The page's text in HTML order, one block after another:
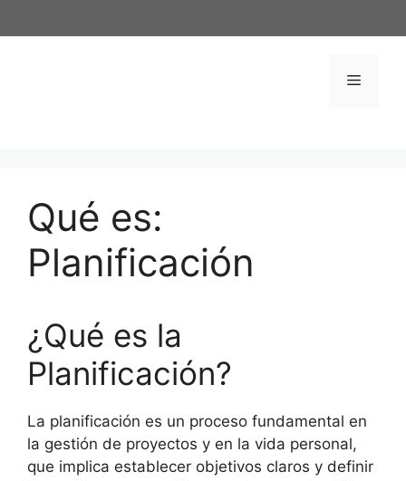
al
Menú
Qué es:
Planificación
¿Qué es la
Planificación?
La planificación es un proceso fundamental en
la gestión de proyectos y en la vida personal,
que implica establecer objetivos claros y definir